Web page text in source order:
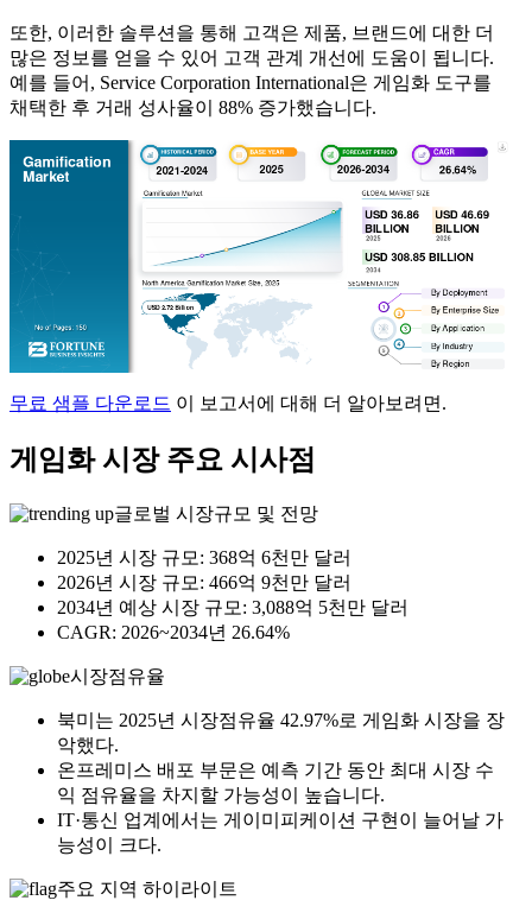
또한, 이러한 솔루션을 통해 고객은 제품, 브랜드에 대한 더
많은 정보를 얻을 수 있어 고객 관계 개선에 도움이 됩니다.
예를 들어, Service Corporation International은 게임화 도구를
채택한 후 거래 성사율이 88% 증가했습니다.
무료 샘플 다운로드 이 보고서에 대해 더 알아보려면.
게임화 시장 주요 시사점
글로벌 시장규모 및 전망
2025년 시장 규모: 368억 6천만 달러
2026년 시장 규모: 466억 9천만 달러
2034년 예상 시장 규모: 3,088억 5천만 달러
CAGR: 2026~2034년 26.64%
시장점유율
북미는 2025년 시장점유율 42.97%로 게임화 시장을 장
악했다.
온프레미스 배포 부문은 예측 기간 동안 최대 시장 수
익 점유율을 차지할 가능성이 높습니다.
IT·통신 업계에서는 게이미피케이션 구현이 늘어날 가
능성이 크다.
주요 지역 하이라이트